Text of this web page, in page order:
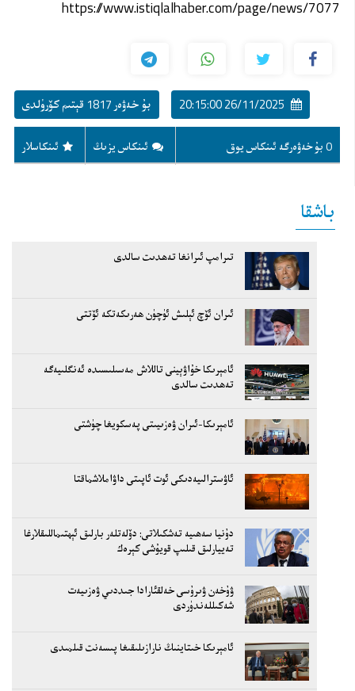
https://www.istiqlalhaber.com/page/news/7077
بۇ خەۋەر 1817 قېتىم كۆرۈلدى 26/11/2025 20:15:00
ئىنكاسلار ئىنكاس يزىڭ 0 بۇ خەۋەرگە ئىنكاس يوق
باشقا
تىرامپ ئىرانغا تەھدىت سالدى
ئىران ئۆچ ئېلىش ئۈچۈن ھەرىكەتكە ئۆتتى
ئامېرىكا خۇاۋېينى تاللاش مەسىلىسىدە ئەنگلىيەگە
تەھدىت سالدى
ئامېرىكا-ئىران ۋەزىيىتى پەسكويغا چۈشتى
ئاۋسترالىيەدىكى ئوت ئاپىتى داۋاملاشماقتا
دۇنيا سەھىيە تەشكىلاتى: دۆلەتلەر بارلىق ئېھتىماللىقلارغا
تەييارلىق قىلىپ قويۇشى كېرەك
ۋۇخەن ۋىرۇسى خەلقئارادا جىددىي ۋەزىيەت
شەكىللەندۈردى
ئامېرىكا خىتاينىڭ نارازىلىقىغا پىسەنت قىلمىدى